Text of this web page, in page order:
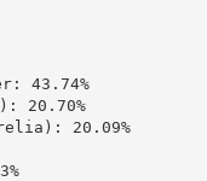
43.74%
20.70%
20.09%